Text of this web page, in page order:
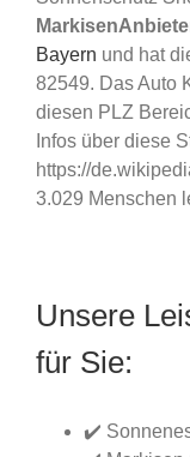
Bayern und hat
82549. Das Auto
diesen PLZ
Infos über diese
https://
3.029 Menschen
Unsere
für Sie:
✔️